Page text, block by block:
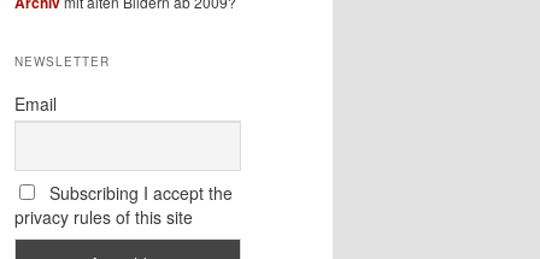
NEWSLETTER
Email
Subscribing I accept the
privacy rules of this site